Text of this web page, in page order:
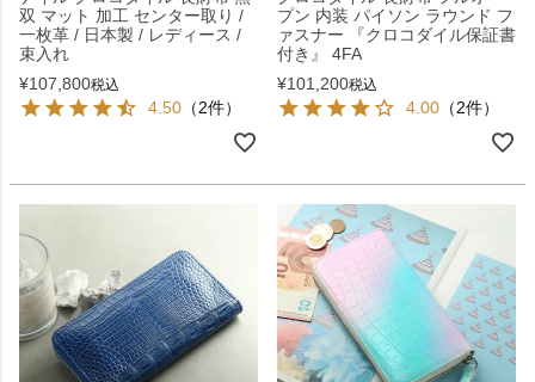
双 マット 加工 センター取り /
一枚革 / 日本製 / レディース /
束入れ
¥107,800税込
4.50 （2件）
プン 内装 パイソン ラウンド フ
ァスナー 『クロコダイル保証書
付き』 4FA
¥101,200税込
4.00 （2件）